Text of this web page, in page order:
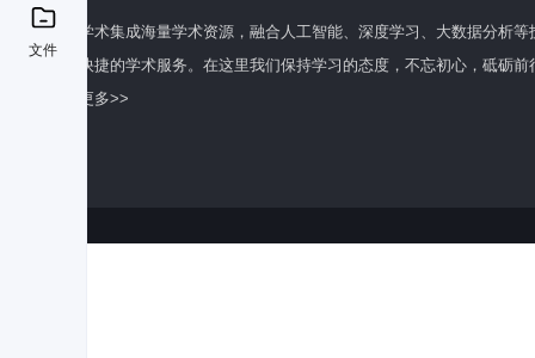
文件
百度学术集成海量学术资源，融合人工智能、深度学习、大数据分析
全面快捷的学术服务。在这里我们保持学习的态度，不忘初心，砥砺前
了解更多>>